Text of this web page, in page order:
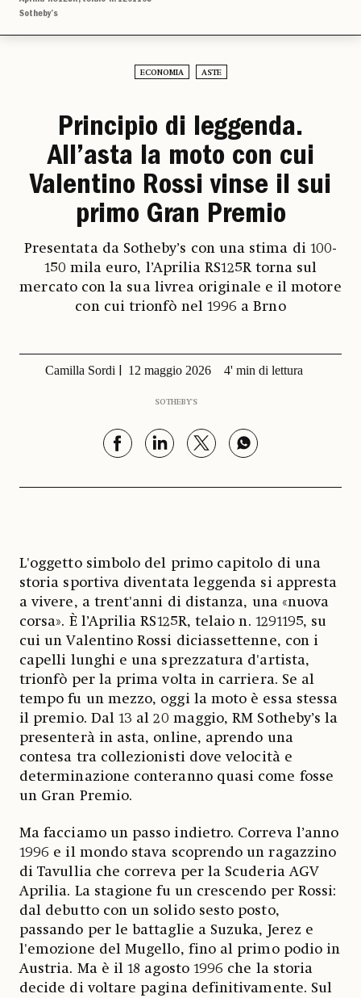
Sotheby’s
ECONOMIA ASTE
Principio di leggenda.
All’asta la moto con cui
Valentino Rossi vinse il sui
primo Gran Premio
Presentata da Sotheby’s con una stima di 100-
150 mila euro, l’Aprilia RS125R torna sul
mercato con la sua livrea originale e il motore
con cui trionfò nel 1996 a Brno
Camilla Sordi 12 maggio 2026 4' min di lettura
SOTHEBY'S
L'oggetto simbolo del primo capitolo di una
storia sportiva diventata leggenda si appresta
a vivere, a trent'anni di distanza, una «nuova
corsa». È l’Aprilia RS125R, telaio n. 1291195, su
cui un Valentino Rossi diciassettenne, con i
capelli lunghi e una sprezzatura d'artista,
trionfò per la prima volta in carriera. Se al
tempo fu un mezzo, oggi la moto è essa stessa
il premio. Dal 13 al 20 maggio, RM Sotheby’s la
presenterà in asta, online, aprendo una
contesa tra collezionisti dove velocità e
determinazione conteranno quasi come fosse
un Gran Premio.
Ma facciamo un passo indietro. Correva l’anno
1996 e il mondo stava scoprendo un ragazzino
di Tavullia che correva per la Scuderia AGV
Aprilia. La stagione fu un crescendo per Rossi:
dal debutto con un solido sesto posto,
passando per le battaglie a Suzuka, Jerez e
l'emozione del Mugello, fino al primo podio in
Austria. Ma è il 18 agosto 1996 che la storia
decide di voltare pagina definitivamente. Sul